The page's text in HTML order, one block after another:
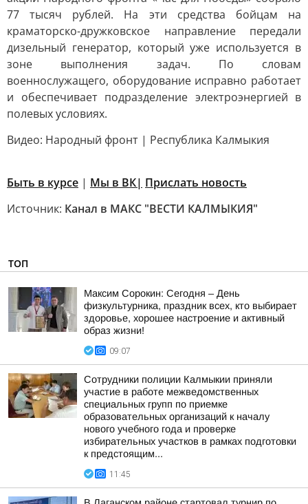
77 тысяч рублей. На эти средства бойцам на
краматорско-дружковское направление передали
дизельный генератор, который уже используется в
зоне выполнения задач. По словам
военнослужащего, оборудование исправно работает
и обеспечивает подразделение электроэнергией в
полевых условиях.
Видео: Народный фронт | Республика Калмыкия
Быть в курсе | Мы в ВК| Прислать новость
Источник: Канал в МАКС "ВЕСТИ КАЛМЫКИЯ"
ТОП
Максим Сорокин: Сегодня – День
физкультурника, праздник всех, кто выбирает
здоровье, хорошее настроение и активный
образ жизни!
09:07
Сотрудники полиции Калмыкии приняли
участие в работе межведомственных
специальных групп по приемке
образовательных организаций к началу
нового учебного года и проверке
избирательных участков в рамках подготовки
к предстоящим...
11:45